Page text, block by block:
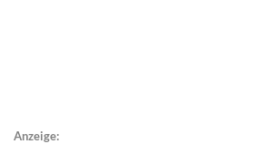
Anzeige: